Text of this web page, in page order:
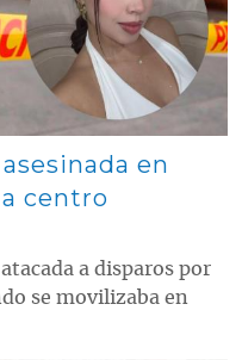
en
centro
a disparos por
se movilizaba en